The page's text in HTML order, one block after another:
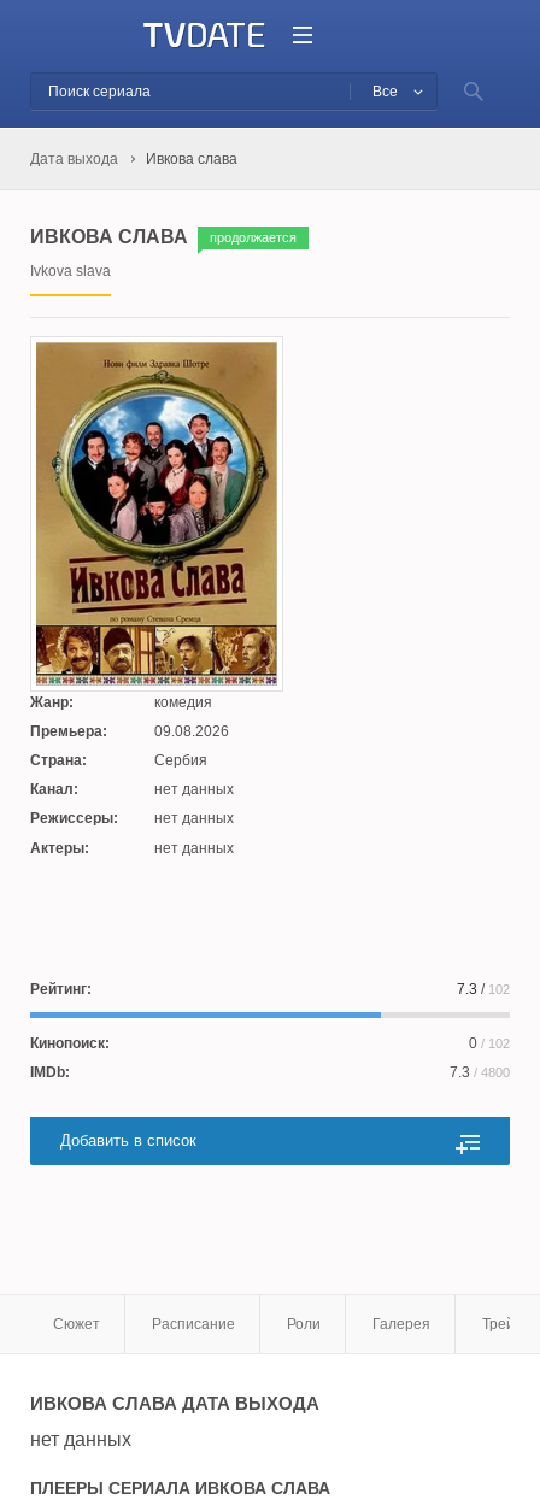
Все
Дата выхода Ивкова слава
ИВКОВА СЛАВА продолжается
Ivkova slava
Жанр:
комедия
Премьера:
09.08.2026
Страна:
Сербия
Канал:
нет данных
Режиссеры:
нет данных
Актеры:
нет данных
Рейтинг: 7.3 / 102
Кинопоиск: 0 / 102
IMDb: 7.3 / 4800
Добавить в список
Сюжет Расписание Роли Галерея
ИВКОВА СЛАВА ДАТА ВЫХОДА
нет данных
ПЛЕЕРЫ СЕРИАЛА ИВКОВА СЛАВА